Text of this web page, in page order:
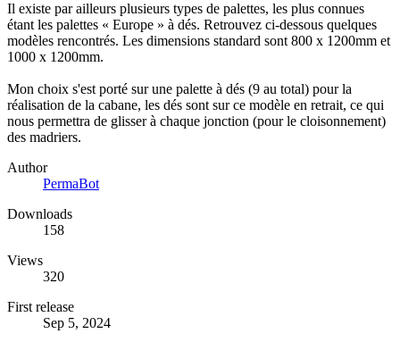
Il existe par ailleurs plusieurs types de palettes, les plus connues
étant les palettes « Europe » à dés. Retrouvez ci-dessous quelques
modèles rencontrés. Les dimensions standard sont 800 x 1200mm et
1000 x 1200mm.
Mon choix s'est porté sur une palette à dés (9 au total) pour la
réalisation de la cabane, les dés sont sur ce modèle en retrait, ce qui
nous permettra de glisser à chaque jonction (pour le cloisonnement)
des madriers.
Author
PermaBot
Downloads
158
Views
320
First release
Sep 5, 2024